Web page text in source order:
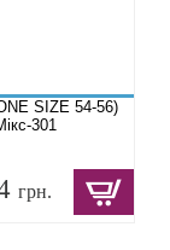
SIZE 54-56)
301
грн.